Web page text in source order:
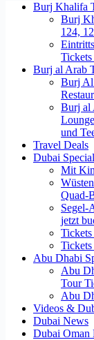
Burj Khalifa
Burj
124,
Tickets
Burj al Arab
Burj Al
Burj al
und
Travel Deals
Dubai
Mit
Quad-
Segel-
jetzt
Abu Dhabi
Abu
Tour
Abu
Videos &
Dubai News
Dubai Oman